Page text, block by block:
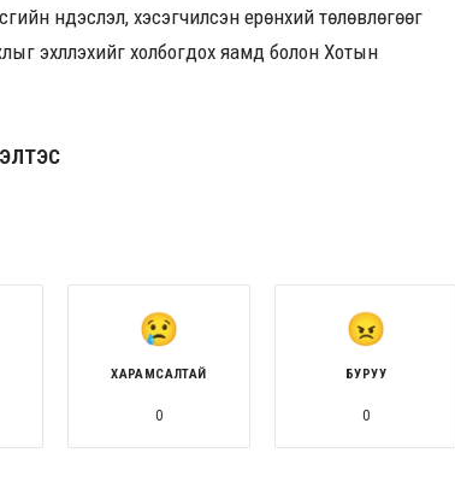
үндэслэл, хэсэгчилсэн ерөнхий төлөвлөгөөг
эхлүүлэхийг холбогдох яамд болон Хотын
ХАРАМСАЛТАЙ
0
БУРУУ
0